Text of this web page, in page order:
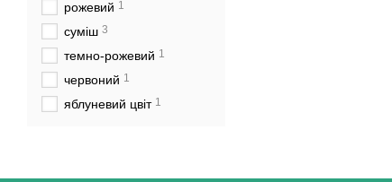
рожевий 1
суміш 3
темно-рожевий 1
червоний 1
яблуневий цвіт 1